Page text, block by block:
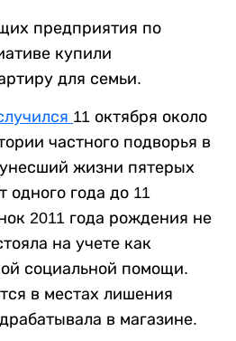
предприятия по
купили
для семьи.
11 октября около
частного подворья в
жизни пятерых
одного года до 11
2011 года рождения не
на учете как
социальной помощи.
в местах лишения
в магазине.